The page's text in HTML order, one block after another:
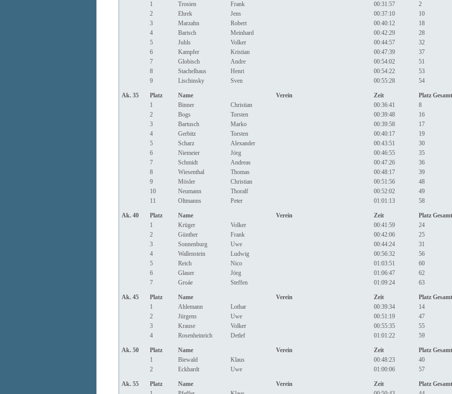
1
Trosien Frank 00:31:57
2
2
Ehrek Jens 00:37:10
10
3
Marzahn Robert 00:40:12
18
4
Bartsch Meinhard 00:42:29
28
5
Juhls Volker 00:44:57
32
6
Kampfer Kristian 00:47:39
37
7
Globisch Andre 00:54:02
51
8
Stachelhaus Henri 00:54:22
53
9
Lischinsky Sven 00:55:28 54
Ak. 35 Platz Name Verein Zeit
Platz Gesamt
1
Binner Christian 00:36:41
8
2
Bogs Torsten 00:39:48
16
3
Bartusch Marko 00:39:58
17
4
Gerbitz Torsten 00:40:17
19
5
Scharz Alexander 00:43:51
30
6
Niemeier Jörg 00:46:55
35
7
Schmidt Andreas 00:47:26
36
8
Wiesenthal Thomas 00:48:17
39
9
Mösler Christian 00:51:56
48
10
Neumann Thoralf 00:52:02
49
11
Oltmanns Peter 01:01:13 58
Ak. 40 Platz Name Verein Zeit
Platz Gesamt
1
Krüger Volker 00:41:59
24
2
Günther Frank 00:42:06
25
3
Sonnenburg Uwe 00:44:24
31
4
Wallenstein Ludwig 00:56:32
56
5
Reich Nico 01:03:51
60
6
Glauer Jörg 01:06:47
62
7
Groáe Steffen 01:09:24 63
Ak. 45 Platz Name Verein Zeit
Platz Gesamt
1
Ahlemann Lothar 00:39:34
14
2
Jürgens Uwe 00:51:19
47
3
Krause Volker 00:55:35
55
4
Rosenheinrich Detlef 01:01:22 59
Ak. 50 Platz Name Verein Zeit
Platz Gesamt
1
Biewald Klaus 00:48:23
40
2
Eckhardt Uwe 01:00:06 57
Ak. 55 Platz Name Verein Zeit
Platz Gesamt